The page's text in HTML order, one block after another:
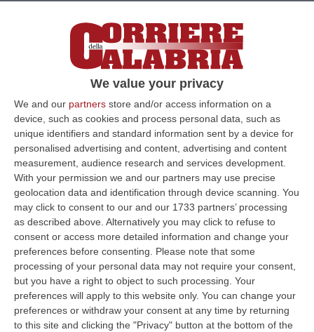
We value your privacy
We and our partners store and/or access information on a
device, such as cookies and process personal data, such as
unique identifiers and standard information sent by a device for
personalised advertising and content, advertising and content
measurement, audience research and services development.
With your permission we and our partners may use precise
geolocation data and identification through device scanning. You
may click to consent to our and our 1733 partners’ processing
as described above. Alternatively you may click to refuse to
consent or access more detailed information and change your
preferences before consenting.
Please note that some
processing of your personal data may not require your consent,
but you have a right to object to such processing. Your
preferences will apply to this website only. You can change your
preferences or withdraw your consent at any time by returning
to this site and clicking the "Privacy" button at the bottom of the
Clicca e segui “Corriere della Calabria” su Google News
CIVITADon Antonio Trupo, parroco emerito
di Civita, stamattina è tornato alla casa del
Padre. Lo annuncia in una nota il comune del
Cosentino. Dalle 15 di oggi pomeriggio
camera ardente presso la Chiesa Madre di
Civita. I funerali si svolgeranno domani